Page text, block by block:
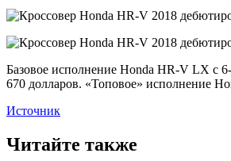
Базовое исполнение Honda HR-V LX с
670 долларов. «Топовое» исполнение
Источник
Читайте также